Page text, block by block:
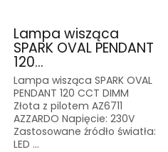
Lampa wisząca
SPARK OVAL PENDANT
120...
Lampa wisząca SPARK OVAL
PENDANT 120 CCT DIMM
Złota z pilotem AZ6711
AZZARDO Napięcie: 230V
Zastosowane źródło światła:
LED ...